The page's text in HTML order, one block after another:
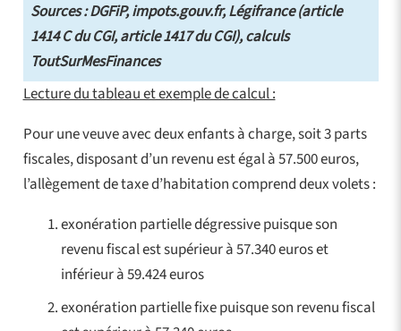
Sources : DGFiP, impots.gouv.fr, Légifrance (article
1414 C du CGI, article 1417 du CGI), calculs
ToutSurMesFinances
Lecture du tableau et exemple de calcul :
Pour une veuve avec deux enfants à charge, soit 3 parts
fiscales, disposant d’un revenu est égal à 57.500 euros,
l’allègement de taxe d’habitation comprend deux volets :
exonération partielle dégressive puisque son
revenu fiscal est supérieur à 57.340 euros et
inférieur à 59.424 euros
exonération partielle fixe puisque son revenu fiscal